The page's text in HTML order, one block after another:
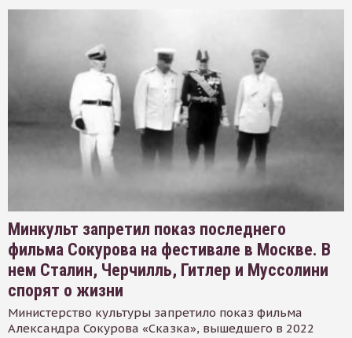
Минкульт запретил показ последнего
фильма Сокурова на фестивале в Москве. В
нем Сталин, Черчилль, Гитлер и Муссолини
спорят о жизни
Министерство культуры запретило показ фильма
Александра Сокурова «Сказка», вышедшего в 2022